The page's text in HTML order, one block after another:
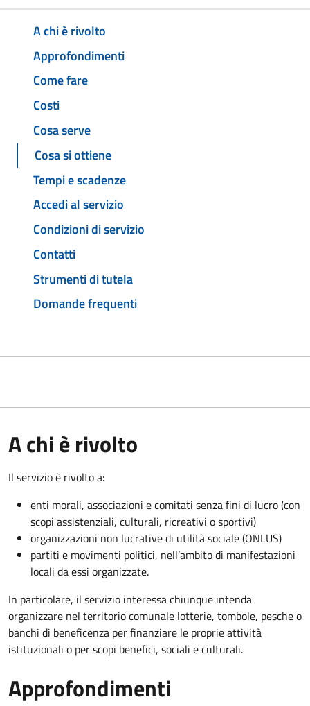
A chi è rivolto
Approfondimenti
Come fare
Costi
Cosa serve
Cosa si ottiene
Tempi e scadenze
Accedi al servizio
Condizioni di servizio
Contatti
Strumenti di tutela
Domande frequenti
A chi è rivolto
Il servizio è rivolto a:
enti morali, associazioni e comitati senza fini di lucro (con
scopi assistenziali, culturali, ricreativi o sportivi)
organizzazioni non lucrative di utilità sociale (ONLUS)
partiti e movimenti politici, nell’ambito di manifestazioni
locali da essi organizzate.
In particolare, il servizio interessa chiunque intenda
organizzare nel territorio comunale lotterie, tombole, pesche o
banchi di beneficenza per finanziare le proprie attività
istituzionali o per scopi benefici, sociali e culturali.
Approfondimenti